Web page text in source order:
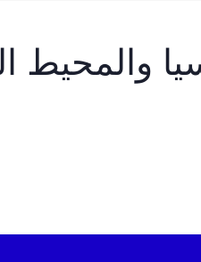
والمحيط